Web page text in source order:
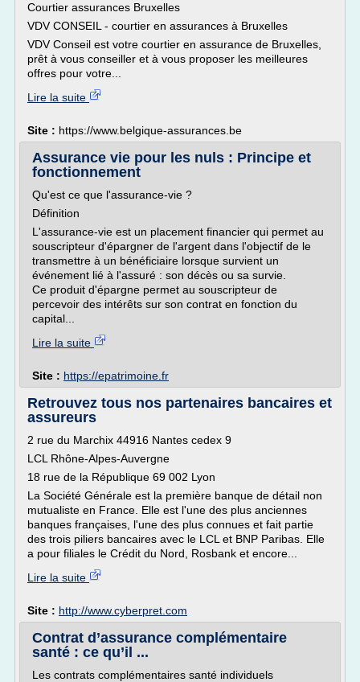
Courtier assurances Bruxelles
VDV CONSEIL - courtier en assurances à Bruxelles
VDV Conseil est votre courtier en assurance de Bruxelles,
prêt à vous conseiller et à vous proposer les meilleures
offres pour votre...
Lire la suite
Site : https://www.belgique-assurances.be
Assurance vie pour les nuls : Principe et
fonctionnement
Qu'est ce que l'assurance-vie ?
Définition
L'assurance-vie est un placement financier qui permet au
souscripteur d'épargner de l'argent dans l'objectif de le
transmettre à un bénéficiaire lorsque survient un
événement lié à l'assuré : son décès ou sa survie.
Ce produit d'épargne permet au souscripteur de
percevoir des intérêts sur son contrat en fonction du
capital...
Lire la suite
Site : https://epatrimoine.fr
Retrouvez tous nos partenaires bancaires et
assureurs
2 rue du Marchix 44916 Nantes cedex 9
LCL Rhône-Alpes-Auvergne
18 rue de la République 69 002 Lyon
La Société Générale est la première banque de détail non
mutualiste en France. Elle est l'une des plus anciennes
banques françaises, l'une des plus connues et fait partie
des trois piliers bancaires avec le LCL et BNP Paribas. Elle
a pour filiales le Crédit du Nord, Rosbank et encore...
Lire la suite
Site : http://www.cyberpret.com
Contrat d’assurance complémentaire
santé : ce qu’il ...
Les contrats complémentaires santé individuels